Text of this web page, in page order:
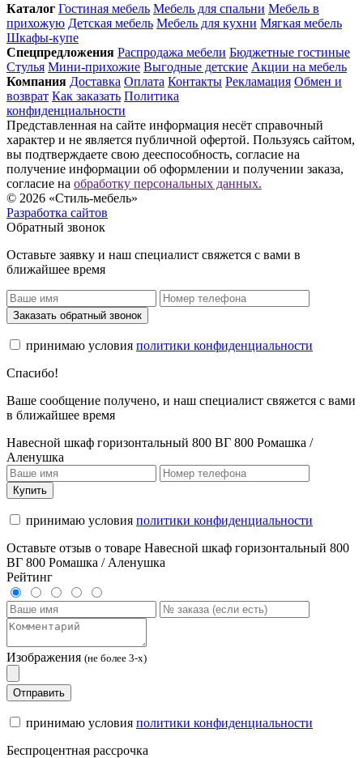
Каталог Гостиная мебель Мебель для спальни Мебель в
прихожую Детская мебель Мебель для кухни Мягкая мебель
Шкафы-купе
Спец­предложения Распродажа мебели Бюджетные гостиные
Стулья Мини-прихожие Выгодные детские Акции на мебель
Компания Доставка Оплата Контакты Рекламация Обмен и
возврат Как заказать Политика
конфиденциальности
Представленная на сайте информация несёт справочный
характер и не является публичной офертой. Пользуясь сайтом,
вы подтверждаете свою дееспособность, согласие на
получение информации об оформлении и получении заказа,
согласие на обработку персональных данных.
© 2026 «Стиль-мебель»
Разработка сайтов
Обратный звонок
Оставьте заявку и наш специалист свяжется с вами в
ближайшее время
Заказать обратный звонок
принимаю условия политики конфиденциальности
Спасибо!
Ваше сообщение получено, и наш специалист свяжется с вами
в ближайшее время
Навесной шкаф горизонтальный 800 ВГ 800 Ромашка /
Аленушка
Купить
принимаю условия политики конфиденциальности
Оставьте отзыв о товаре Навесной шкаф горизонтальный 800
ВГ 800 Ромашка / Аленушка
Рейтинг
Изображения (не более 3-х)
Отправить
принимаю условия политики конфиденциальности
Беспроцентная рассрочка